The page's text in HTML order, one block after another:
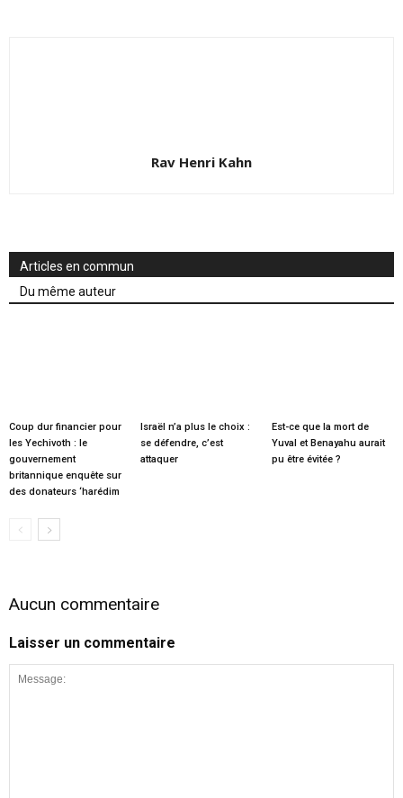
Rav Henri Kahn
Articles en commun
Du même auteur
Coup dur financier pour
les Yechivoth : le
gouvernement
britannique enquête sur
des donateurs ‘harédim
Israël n’a plus le choix :
se défendre, c’est
attaquer
Est-ce que la mort de
Yuval et Benayahu aurait
pu être évitée ?
Aucun commentaire
Laisser un commentaire